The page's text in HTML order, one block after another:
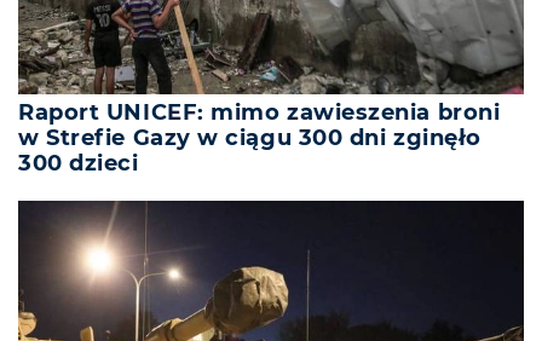
Raport UNICEF: mimo zawieszenia broni
w Strefie Gazy w ciągu 300 dni zginęło
300 dzieci